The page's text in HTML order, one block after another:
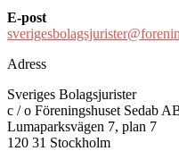
E-post
Adress
Sveriges Bolagsjurister
c / o Föreningshuset Sedab
Lumaparksvägen 7, plan 7
120 31 Stockholm